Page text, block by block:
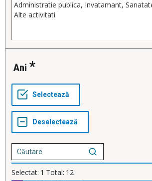
Ani
Selectat: 1 Total: 12